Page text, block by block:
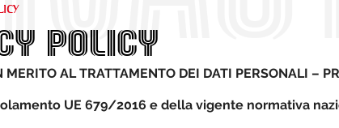
POLICY
MERITO AL TRATTAMENTO DEI DATI PERSONALI –
UE 679/2016 e della vigente normativa